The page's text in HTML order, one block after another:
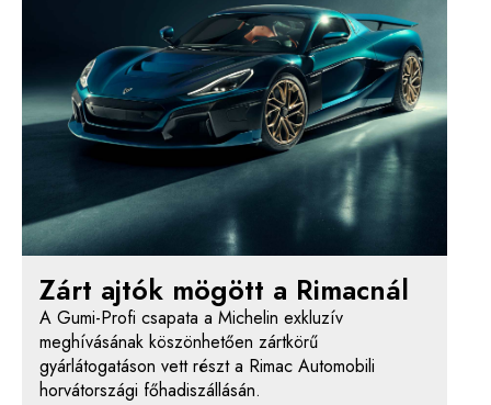
Zárt ajtók mögött a Rimacnál
A Gumi-Profi csapata a Michelin exkluzív
meghívásának köszönhetően zártkörű
gyárlátogatáson vett részt a Rimac Automobili
horvátországi főhadiszállásán.